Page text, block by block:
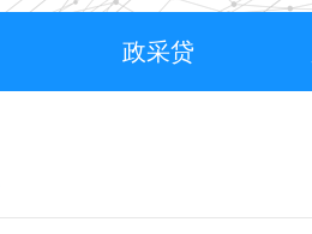
政采贷